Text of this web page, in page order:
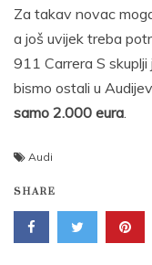
Za takav novac
a još uvijek treba
911 Carrera S
bismo ostali u
samo 2.000 eura.
Audi
SHARE